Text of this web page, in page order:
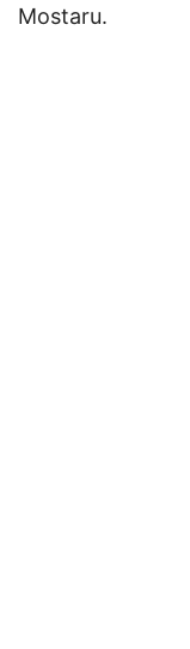
Mostaru.